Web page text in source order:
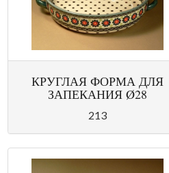
КРУГЛАЯ ФОРМА ДЛЯ
ЗАПЕКАНИЯ Ø28
213